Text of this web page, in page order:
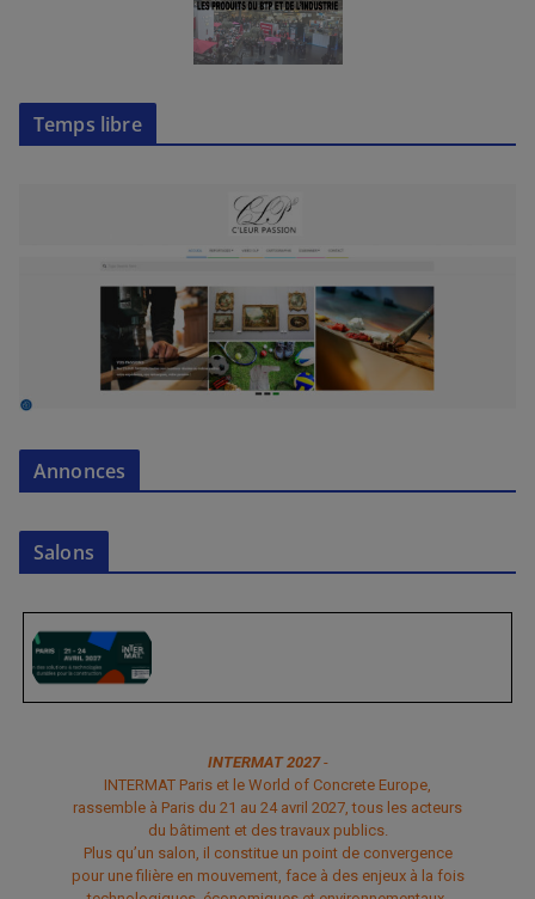
Temps libre
Annonces
Salons
INTERMAT 2027-
INTERMAT Paris et le World of Concrete Europe,
rassemble à Paris du 21 au 24 avril 2027, tous les acteurs
du bâtiment et des travaux publics.
Plus qu’un salon, il constitue un point de convergence
pour une filière en mouvement, face à des enjeux à la fois